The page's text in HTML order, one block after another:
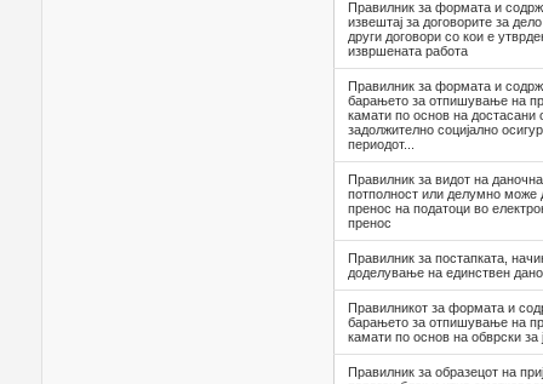
Правилник за формата и
извештај за договорите за
други договори со кои е
извршената работа
Правилник за формата и
барањето за отпишување на
камати по основ на достасани
задолжително социјално
периодот...
Правилник за видот на
потполност или делумно може
пренос на податоци во
пренос
Правилник за постапката,
доделување на единствен
Правилникот за формата и
барањето за отпишување на
камати по основ на обврски за
Правилник за образецот на